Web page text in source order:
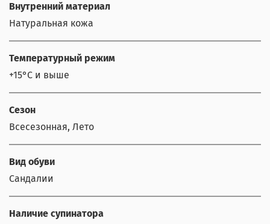
Внутренний материал
Натуральная кожа
Температурный режим
+15°С и выше
Сезон
Всесезонная, Лето
Вид обуви
Сандалии
Наличие супинатора